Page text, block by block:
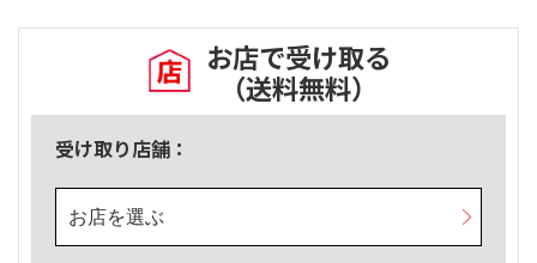
お店で受け取る
（送料無料）
受け取り店舗：
お店を選ぶ